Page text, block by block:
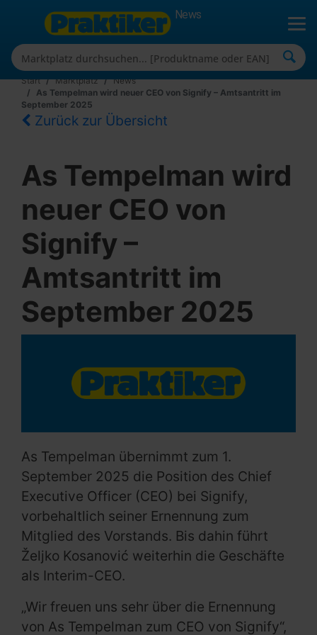
News
Start Marktplatz
News
As Tempelman wird neuer CEO von Signify – Amtsantritt im
September 2025
Zurück zur Übersicht
As Tempelman wird
neuer CEO von
Signify –
Amtsantritt im
September 2025
As Tempelman übernimmt zum 1.
September 2025 die Position des Chief
Executive Officer (CEO) bei Signify,
vorbehaltlich seiner Ernennung zum
Mitglied des Vorstands. Bis dahin führt
Željko Kosanović weiterhin die Geschäfte
als Interim-CEO.
„Wir freuen uns sehr über die Ernennung
von As Tempelman zum CEO von Signify“,